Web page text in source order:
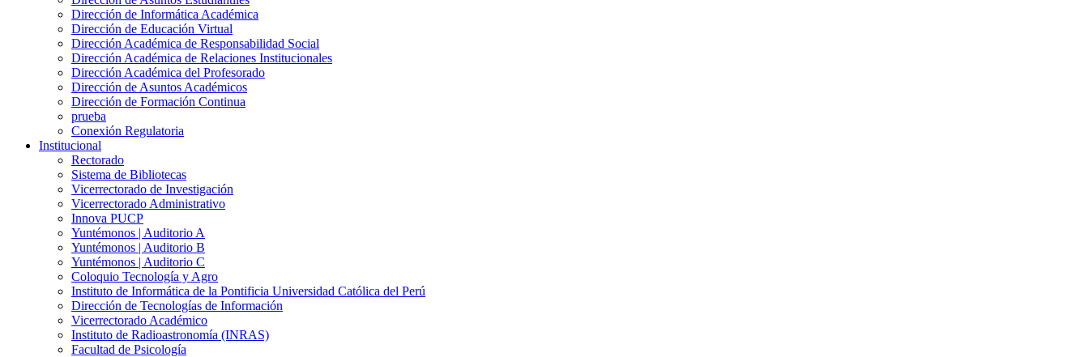
Dirección de Informática Académica
Dirección de Educación Virtual
Dirección Académica de Responsabilidad Social
Dirección Académica de Relaciones Institucionales
Dirección Académica del Profesorado
Dirección de Asuntos Académicos
Dirección de Formación Continua
prueba
Conexión Regulatoria
Institucional
Rectorado
Sistema de Bibliotecas
Vicerrectorado de Investigación
Vicerrectorado Administrativo
Innova PUCP
Yuntémonos | Auditorio A
Yuntémonos | Auditorio B
Yuntémonos | Auditorio C
Coloquio Tecnología y Agro
Instituto de Informática de la Pontificia Universidad Católica del Perú
Dirección de Tecnologías de Información
Vicerrectorado Académico
Instituto de Radioastronomía (INRAS)
Facultad de Psicología